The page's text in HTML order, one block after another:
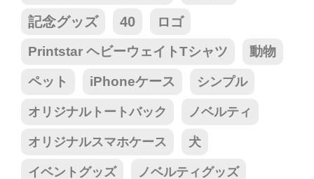
記念グッズ
40 ロゴ
Printstar ヘビーウェイトTシャツ 動物
ペット iPhoneケース シンプル
オリジナルトートバック ノベルティ
オリジナルスマホケース 犬
イベントグッズ ノベルティグッズ